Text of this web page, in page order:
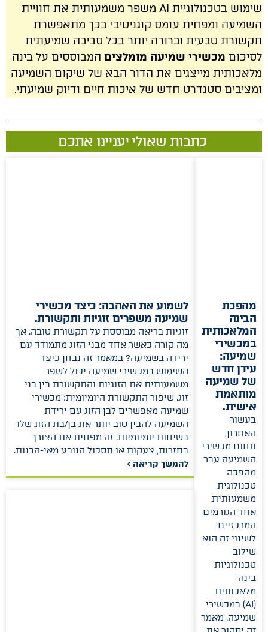
שימוש בטכנולוגיית AI משפר משמעותית את חוויית
השמיעה ומפחית עומס קוגניטיבי בכך מתאפשרת
תקשורת טבעית וברורה יותר בכל סביבה שמיעתית
לסיכום מכשירי שמיעה מומלצים המבוססים על בינה
מלאכותית מייצגים את הדור הבא של שיקום השמיעה
ומציבים סטנדרט חדש של איכות חיים ודיוק שמיעתי.
כתבות שאולי יעניינו אתכם
מהפכת
הבינה
המלאכותית
במכשירי
שמיעה:
עידן חדש
של שמיעה
מותאמת
אישית.
בעשור
האחרון,
תחום מכשירי
השמיעה עבר
מהפכה
טכנולוגית
משמעותית.
אחד הגורמים
המרכזיים
לשינוי זה הוא
שילוב
טכנולוגיות
בינה
מלאכותית
(AI) במכשירי
שמיעה. מאמר
לשמוע את האהבה: כיצד מכשירי
שמיעה משפרים זוגיות ותקשורת.
זוגיות בריאה מבוססת על תקשורת טובה. אך
מה קורה כאשר אחד מבני הזוג מתמודד עם
ירידה בשמיעה? במאמר זה נבחן כיצד
השימוש במכשירי שמיעה יכול לשפר
משמעותית את הזוגיות והתקשורת בין בני
זוג. שיפור התקשורת היומיומית: מכשירי
שמיעה מאפשרים לבן הזוג עם ירידת
השמיעה להבין טוב יותר את בן/בת הזוג שלו
בשיחות יומיומיות. זה מפחית את הצורך
בחזרות, צעקות או תסכול הנובע מאי-הבנות.
להמשך קריאה >